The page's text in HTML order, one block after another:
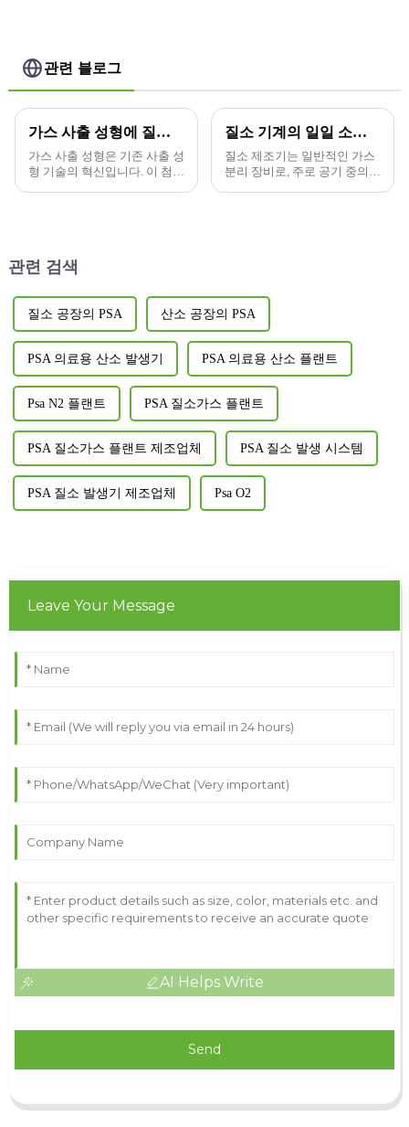
관련 블로그
가스 사출 성형에 질소 발생기의 적용
가스 사출 성형은 기존 사출 성
형 기술의 혁신입니다. 이 첨단
질소 기계의 일일 소비량은 얼마입니까?
질소 제조기는 일반적인 가스
분리 장비로, 주로 공기 중의
관련 검색
질소 공장의 PSA 산소 공장의 PSA
PSA 의료용 산소 발생기 PSA 의료용 산소 플랜트
Psa N2 플랜트 PSA 질소가스 플랜트
PSA 질소가스 플랜트 제조업체 PSA 질소 발생 시스템
PSA 질소 발생기 제조업체 Psa O2
Leave Your Message
AI Helps Write
Send